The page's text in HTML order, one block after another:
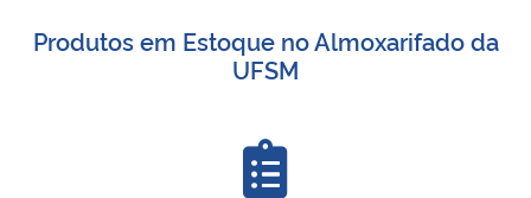
Produtos em Estoque no Almoxarifado da
UFSM